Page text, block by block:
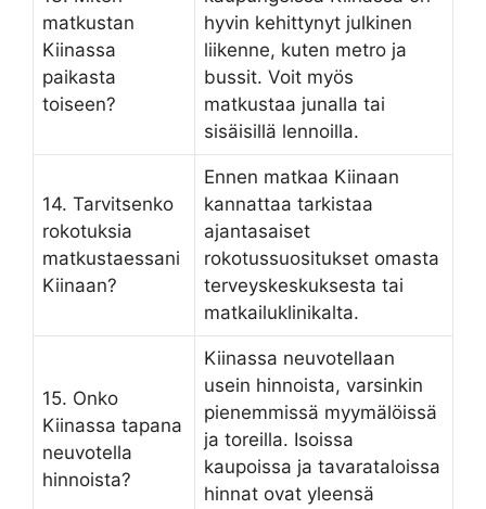
matkustan
Kiinassa
paikasta
toiseen?
hyvin kehittynyt julkinen
liikenne, kuten metro ja
bussit. Voit myös
matkustaa junalla tai
sisäisillä lennoilla.
14. Tarvitsenko
rokotuksia
matkustaessani
Kiinaan?
Ennen matkaa Kiinaan
kannattaa tarkistaa
ajantasaiset
rokotussuositukset omasta
terveyskeskuksesta tai
matkailuklinikalta.
15. Onko
Kiinassa tapana
neuvotella
hinnoista?
Kiinassa neuvotellaan
usein hinnoista, varsinkin
pienemmissä myymälöissä
ja toreilla. Isoissa
kaupoissa ja tavarataloissa
hinnat ovat yleensä